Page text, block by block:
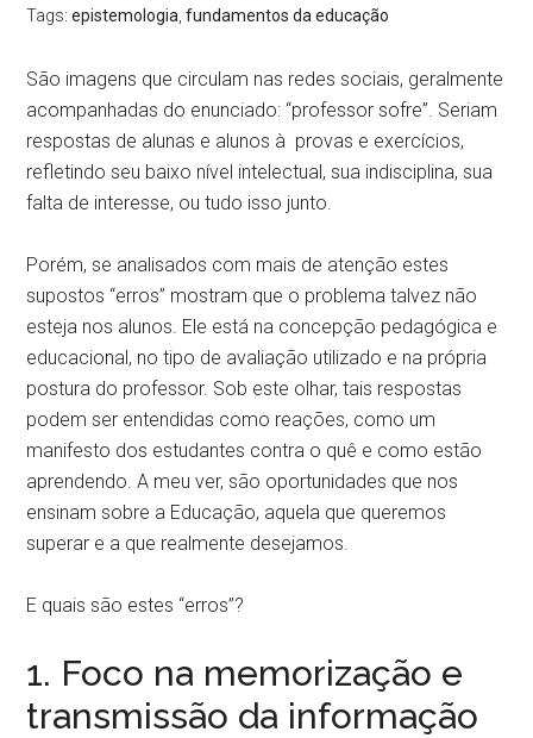
Tags:epistemologia ,fundamentos da educação
São imagens que circulam nas redes sociais, geralmente
acompanhadas do enunciado: “professor sofre”. Seriam
respostas de alunas e alunos à provas e exercícios,
refletindo seu baixo nível intelectual, sua indisciplina, sua
falta de interesse, ou tudo isso junto.
Porém, se analisados com mais de atenção estes
supostos “erros” mostram que o problema talvez não
esteja nos alunos. Ele está na concepção pedagógica e
educacional, no tipo de avaliação utilizado e na própria
postura do professor. Sob este olhar, tais respostas
podem ser entendidas como reações, como um
manifesto dos estudantes contra o quê e como estão
aprendendo. A meu ver, são oportunidades que nos
ensinam sobre a Educação, aquela que queremos
superar e a que realmente desejamos.
E quais são estes “erros”?
1. Foco na memorização e
transmissão da informação